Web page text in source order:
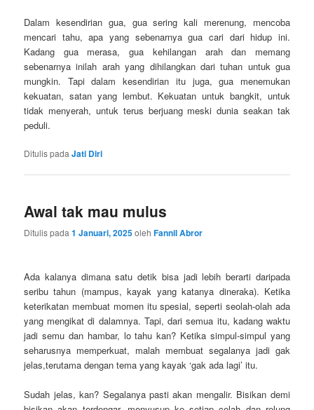
Dalam kesendirian gua, gua sering kali merenung, mencoba
mencari tahu, apa yang sebenarnya gua cari dari hidup ini.
Kadang gua merasa, gua kehilangan arah dan memang
sebenarnya inilah arah yang dihilangkan dari tuhan untuk gua
mungkin. Tapi dalam kesendirian itu juga, gua menemukan
kekuatan, satan yang lembut. Kekuatan untuk bangkit, untuk
tidak menyerah, untuk terus berjuang meski dunia seakan tak
peduli.
Ditulis pada Jati Diri
Awal tak mau mulus
Ditulis pada1 Januari, 2025olehFannil Abror
Ada kalanya dimana satu detik bisa jadi lebih berarti daripada
seribu tahun (mampus, kayak yang katanya dineraka). Ketika
keterikatan membuat momen itu spesial, seperti seolah-olah ada
yang mengikat di dalamnya. Tapi, dari semua itu, kadang waktu
jadi semu dan hambar, lo tahu kan? Ketika simpul-simpul yang
seharusnya memperkuat, malah membuat segalanya jadi gak
jelas,terutama dengan tema yang kayak ‘gak ada lagi’ itu.
Sudah jelas, kan? Segalanya pasti akan mengalir. Bisikan demi